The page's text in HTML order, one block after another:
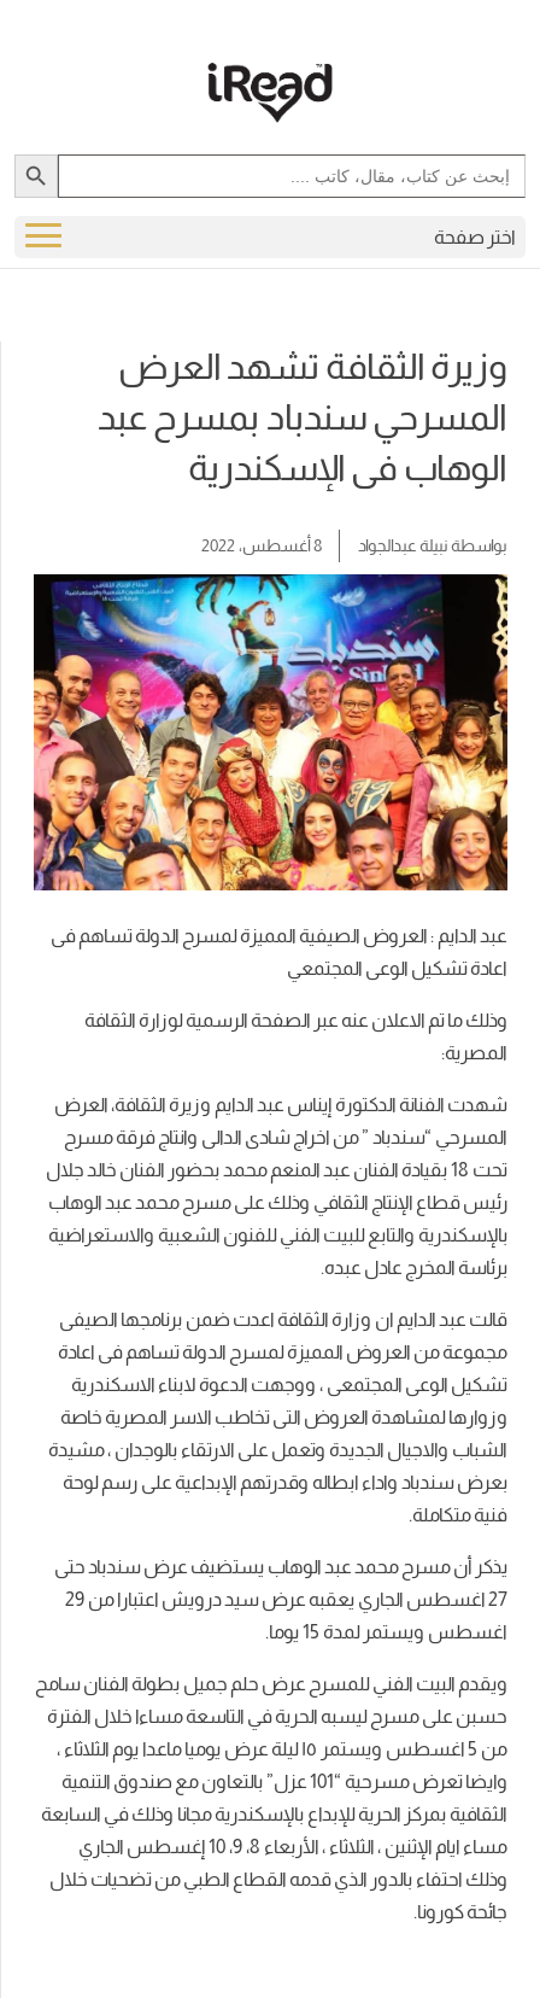
Search
for:
Search Button
اختر صفحة
وزيرة الثقافة تشهد العرض
المسرحي سندباد بمسرح عبد
الوهاب فى الإسكندرية
بواسطةنبيلة عبدالجواد 8 أغسطس، 2022
عبد الدايم : العروض الصيفية المميزة لمسرح الدولة تساهم فى
اعادة تشكيل الوعى المجتمعي
وذلك ما تم الاعلان عنه عبر الصفحة الرسمية لوزارة الثقافة
المصرية:
شهدت الفنانة الدكتورة إيناس عبد الدايم وزيرة الثقافة، العرض
المسرحي “سندباد ” من اخراج شادى الدالى وانتاج فرقة مسرح
تحت 18 بقيادة الفنان عبد المنعم محمد بحضور الفنان خالد جلال
رئيس قطاع الإنتاج الثقافي وذلك على مسرح محمد عبد الوهاب
بالإسكندرية والتابع للبيت الفني للفنون الشعبية والاستعراضية
برئاسة المخرج عادل عبده.
قالت عبد الدايم ان وزارة الثقافة اعدت ضمن برنامجها الصيفى
مجموعة من العروض المميزة لمسرح الدولة تساهم فى اعادة
تشكيل الوعى المجتمعى ، ووجهت الدعوة لابناء الاسكندرية
وزوارها لمشاهدة العروض التى تخاطب الاسر المصرية خاصة
الشباب والاجيال الجديدة وتعمل على الارتقاء بالوجدان ، مشيدة
بعرض سندباد واداء ابطاله وقدرتهم الإبداعية على رسم لوحة
فنية متكاملة.
يذكر أن مسرح محمد عبد الوهاب يستضيف عرض سندباد حتى
27 اغسطس الجاري يعقبه عرض سيد درويش اعتبارا من 29
اغسطس ويستمر لمدة 15 يوما.
ويقدم البيت الفني للمسرح عرض حلم جميل بطولة الفنان سامح
حسبن على مسرح ليسبه الحرية في التاسعة مساءا خلال الفترة
من 5 اغسطس ويستمر ١٥ ليلة عرض يوميا ماعدا يوم الثلاثاء ،
وايضا تعرض مسرحية “101 عزل” بالتعاون مع صندوق التنمية
الثقافية بمركز الحرية للإبداع بالإسكندرية مجانا وذلك في السابعة
مساء ايام الإثنين ، الثلاثاء ، الأربعاء 8، 9، 10 إغسطس الجاري
وذلك احتفاء بالدور الذي قدمه القطاع الطبي من تضحيات خلال
جائحة كورونا.